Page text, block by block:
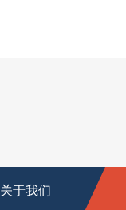
关于我们